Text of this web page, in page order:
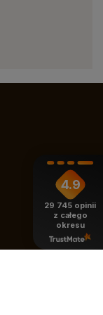
4.9
29 745 opinii
z całego
okresu